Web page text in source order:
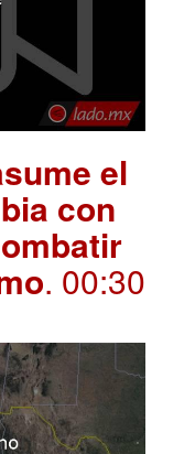
el
con
. 00:30